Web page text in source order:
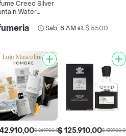
Creed Silver
Water
Sab, 8 AM• $ 5500
$ 269.900,00$ 125.910,00$